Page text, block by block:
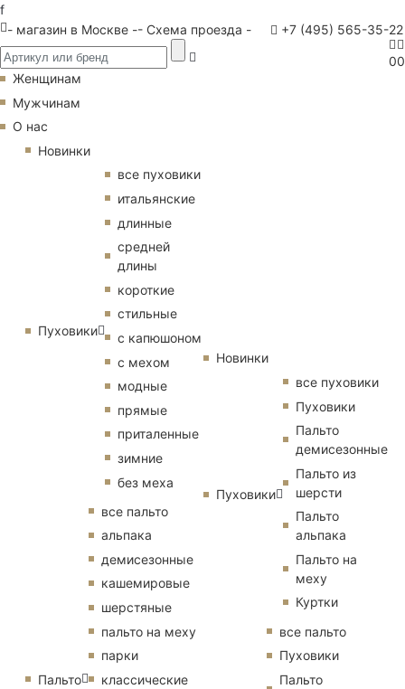
f
- магазин в Москве -- Схема проезда - +7 (495) 565-35-22
00
Женщинам
Мужчинам
О нас
Новинки
Пуховики
все пуховики
итальянские
длинные
средней
длины
короткие
стильные
с капюшоном
с мехом
модные
прямые
приталенные
зимние
без меха
Пальто
все пальто
альпака
демисезонные
кашемировые
шерстяные
пальто на меху
парки
классические
Новинки
Пуховики
все пуховики
Пуховики
Пальто
демисезонные
Пальто из
шерсти
Пальто
альпака
Пальто на
меху
Куртки
все пальто
Пуховики
Пальто